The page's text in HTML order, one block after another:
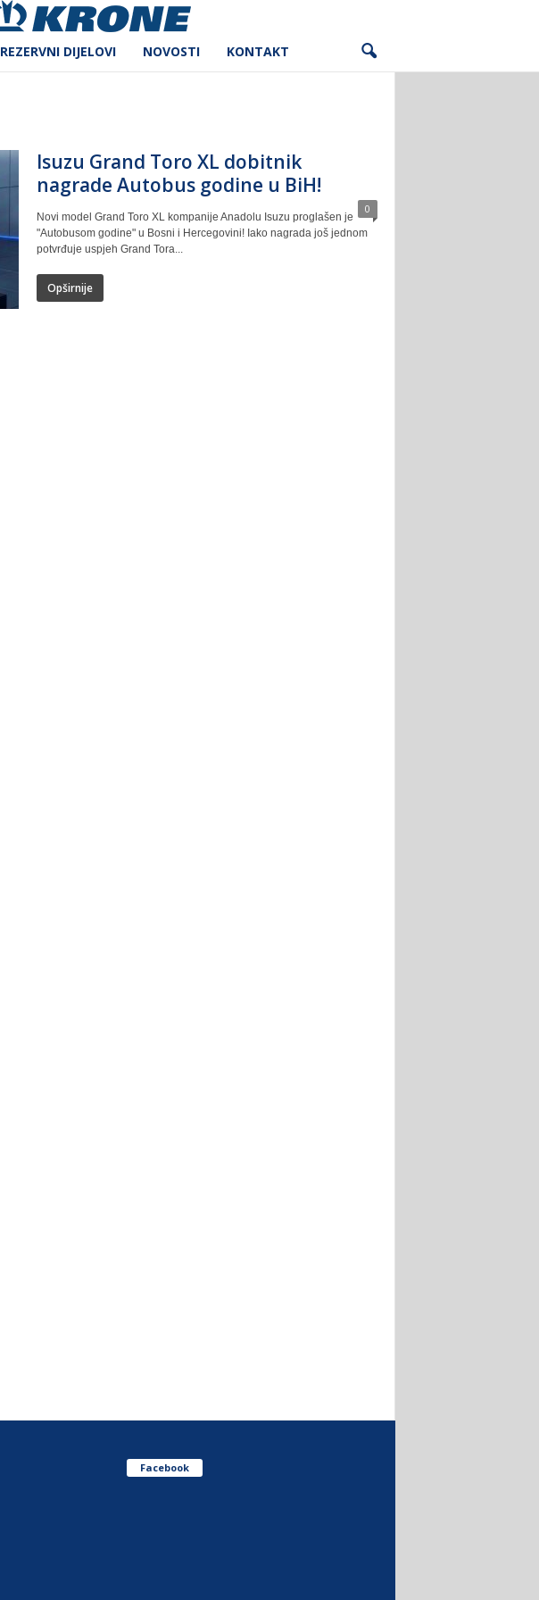
REZERVNI DIJELOVI NOVOSTI KONTAKT
Isuzu Grand Toro XL dobitnik
nagrade Autobus godine u BiH!
0
Novi model Grand Toro XL kompanije Anadolu Isuzu proglašen je
"Autobusom godine" u Bosni i Hercegovini! Iako nagrada još jednom
potvrđuje uspjeh Grand Tora...
Opširnije
Facebook